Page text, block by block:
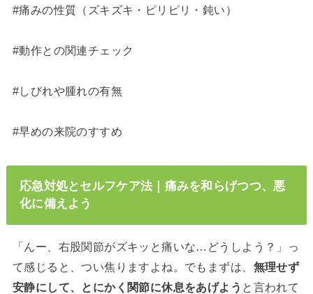
#痛みの性質（ズキズキ・ピリピリ・鈍い）
#動作との関連チェック
#しびれや腫れの有無
#早めの来院のすすめ
応急対処とセルフケア法｜痛みを和らげつつ、悪
化に備えよう
「んー、右股関節がズキッと痛いな…どうしよう？」っ
て感じると、つい焦りますよね。でもまずは、 無理せず
安静にして、とにかく関節に休息をあげよう と言われて